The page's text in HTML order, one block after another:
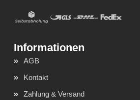
AGB
Kontakt
Zahlung & Versand